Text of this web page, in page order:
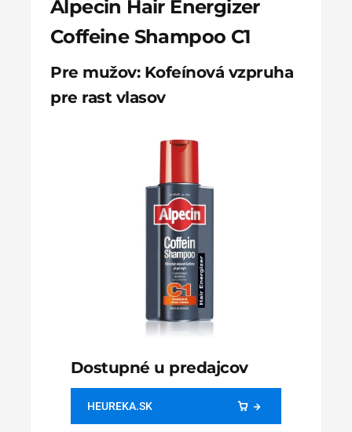
Alpecin Hair Energizer
Coffeine Shampoo C1
Pre mužov: Kofeínová vzpruha
pre rast vlasov
Dostupné u predajcov
HEUREKA.SK